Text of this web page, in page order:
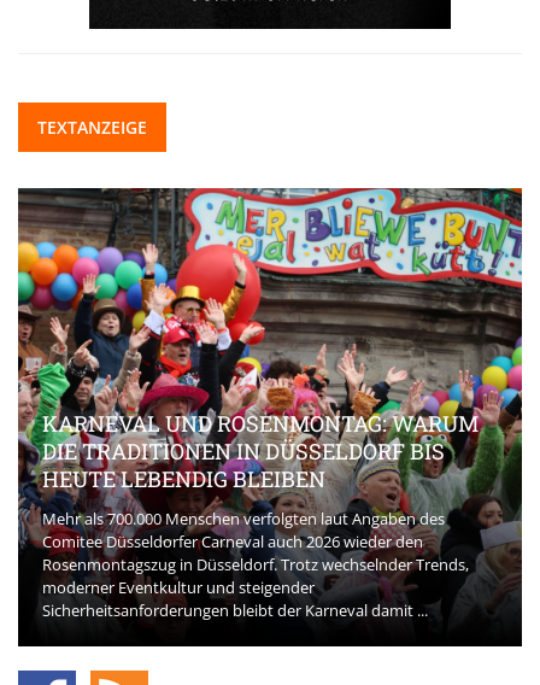
TEXTANZEIGE
KARNEVAL UND ROSENMONTAG: WARUM
DIE TRADITIONEN IN DÜSSELDORF BIS
HEUTE LEBENDIG BLEIBEN
Mehr als 700.000 Menschen verfolgten laut Angaben des
Comitee Düsseldorfer Carneval auch 2026 wieder den
Rosenmontagszug in Düsseldorf. Trotz wechselnder Trends,
moderner Eventkultur und steigender
Sicherheitsanforderungen bleibt der Karneval damit ...